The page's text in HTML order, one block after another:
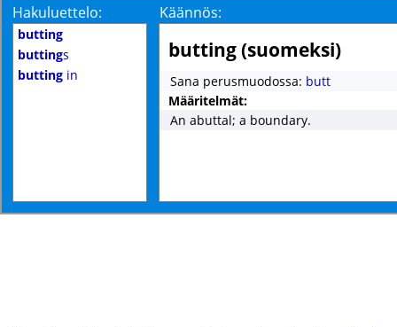
Hakuluettelo: Käännös:
butting
buttings
butting in
butting (suomeksi)
Sana perusmuodossa: butt
Määritelmät:
An abuttal; a boundary.